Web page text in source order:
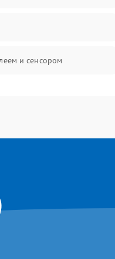
и сенсором